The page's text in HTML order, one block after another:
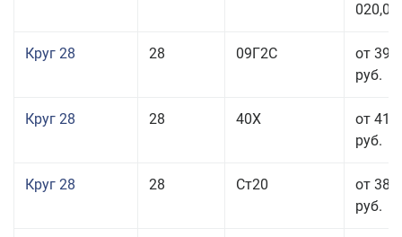
020,00
Круг 28 28 09Г2С
от 39
руб.
Круг 28 28 40Х
от 41
руб.
Круг 28 28 Ст20
от 38
руб.